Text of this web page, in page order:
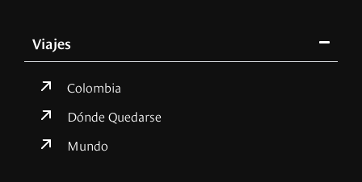
Viajes
Colombia
Dónde Quedarse
Mundo